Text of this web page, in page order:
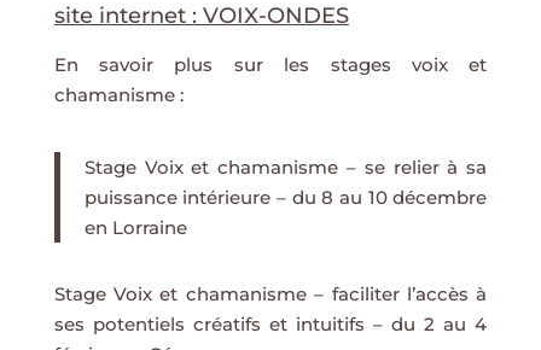
site internet : VOIX-ONDES
En savoir plus sur les stages voix et
chamanisme :
Stage Voix et chamanisme – se relier à sa
puissance intérieure – du 8 au 10 décembre
en Lorraine
Stage Voix et chamanisme – faciliter l’accès à
ses potentiels créatifs et intuitifs – du 2 au 4